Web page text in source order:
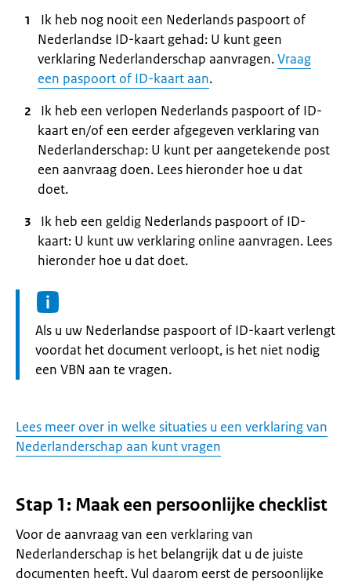
Ik heb nog nooit een Nederlands paspoort of
Nederlandse ID-kaart gehad: U kunt geen
verklaring Nederlanderschap aanvragen.Vraag
een paspoort of ID-kaart aan.
Ik heb een verlopen Nederlands paspoort of ID-
kaart en/of een eerder afgegeven verklaring van
Nederlanderschap: U kunt per aangetekende post
een aanvraag doen. Lees hieronder hoe u dat
doet.
Ik heb een geldig Nederlands paspoort of ID-
kaart: U kunt uw verklaring online aanvragen. Lees
hieronder hoe u dat doet.
Informatie:
Als u uw Nederlandse paspoort of ID-kaart verlengt
voordat het document verloopt, is het niet nodig
een VBN aan te vragen.
Lees meer over in welke situaties u een verklaring van
Nederlanderschap aan kunt vragen
Stap 1: Maak een persoonlijke checklist
Voor de aanvraag van een verklaring van
Nederlanderschap is het belangrijk dat u de juiste
documenten heeft. Vul daarom eerst de persoonlijke